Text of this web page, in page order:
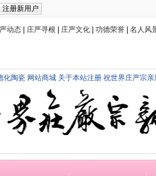
动态 庄严寻根 庄严文化 功德荣誉 名人风
化陶瓷 网站商城 关于本站注册 祝世界庄严宗亲